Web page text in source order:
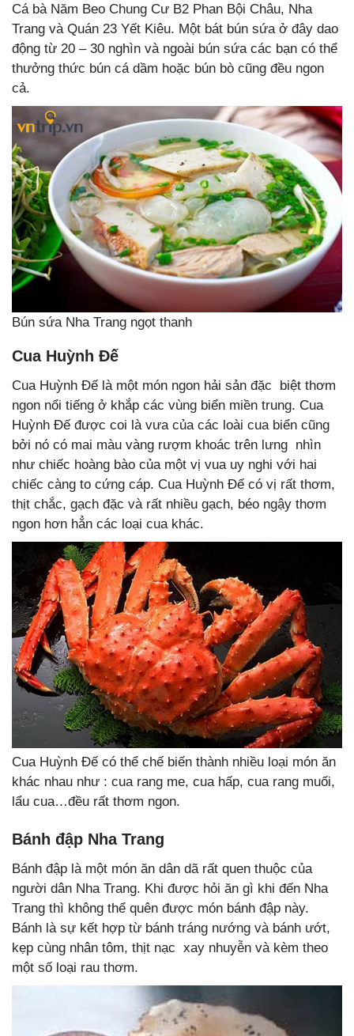
Cá bà Năm Beo Chung Cư B2 Phan Bội Châu, Nha
Trang và Quán 23 Yết Kiêu. Một bát bún sứa ở đây dao
động từ 20 – 30 nghìn và ngoài bún sứa các bạn có thể
thưởng thức bún cá dầm hoặc bún bò cũng đều ngon
cả.
Bún sứa Nha Trang ngọt thanh
Cua Huỳnh Đế
Cua Huỳnh Đế là một món ngon hải sản đặc biệt thơm
ngon nổi tiếng ở khắp các vùng biển miền trung. Cua
Huỳnh Đế được coi là vưa của các loài cua biển cũng
bởi nó có mai màu vàng rượm khoác trên lưng nhìn
như chiếc hoàng bào của một vị vua uy nghi với hai
chiếc càng to cứng cáp. Cua Huỳnh Đế có vị rất thơm,
thịt chắc, gạch đặc và rất nhiều gạch, béo ngậy thơm
ngon hơn hẳn các loại cua khác.
Cua Huỳnh Đế có thể chế biến thành nhiều loại món ăn
khác nhau như : cua rang me, cua hấp, cua rang muối,
lẩu cua…đều rất thơm ngon.
Bánh đập Nha Trang
Bánh đập là một món ăn dân dã rất quen thuộc của
người dân Nha Trang. Khi được hỏi ăn gì khi đến Nha
Trang thì không thể quên được món bánh đập này.
Bánh là sự kết hợp từ bánh tráng nướng và bánh ướt,
kẹp cùng nhân tôm, thịt nạc xay nhuyễn và kèm theo
một số loại rau thơm.